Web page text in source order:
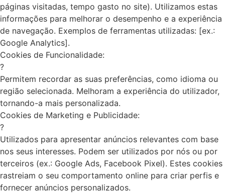
páginas visitadas, tempo gasto no site). Utilizamos estas
informações para melhorar o desempenho e a experiência
de navegação. Exemplos de ferramentas utilizadas: [ex.:
Google Analytics].
Cookies de Funcionalidade:
?
Permitem recordar as suas preferências, como idioma ou
região selecionada. Melhoram a experiência do utilizador,
tornando-a mais personalizada.
Cookies de Marketing e Publicidade:
?
Utilizados para apresentar anúncios relevantes com base
nos seus interesses. Podem ser utilizados por nós ou por
terceiros (ex.: Google Ads, Facebook Pixel). Estes cookies
rastreiam o seu comportamento online para criar perfis e
fornecer anúncios personalizados.